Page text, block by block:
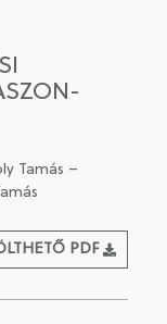
Tamás –
PDF